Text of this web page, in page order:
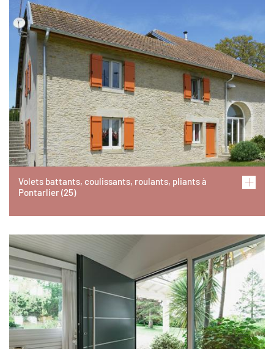
Volets battants, coulissants, roulants, pliants à
Pontarlier (25)
Image